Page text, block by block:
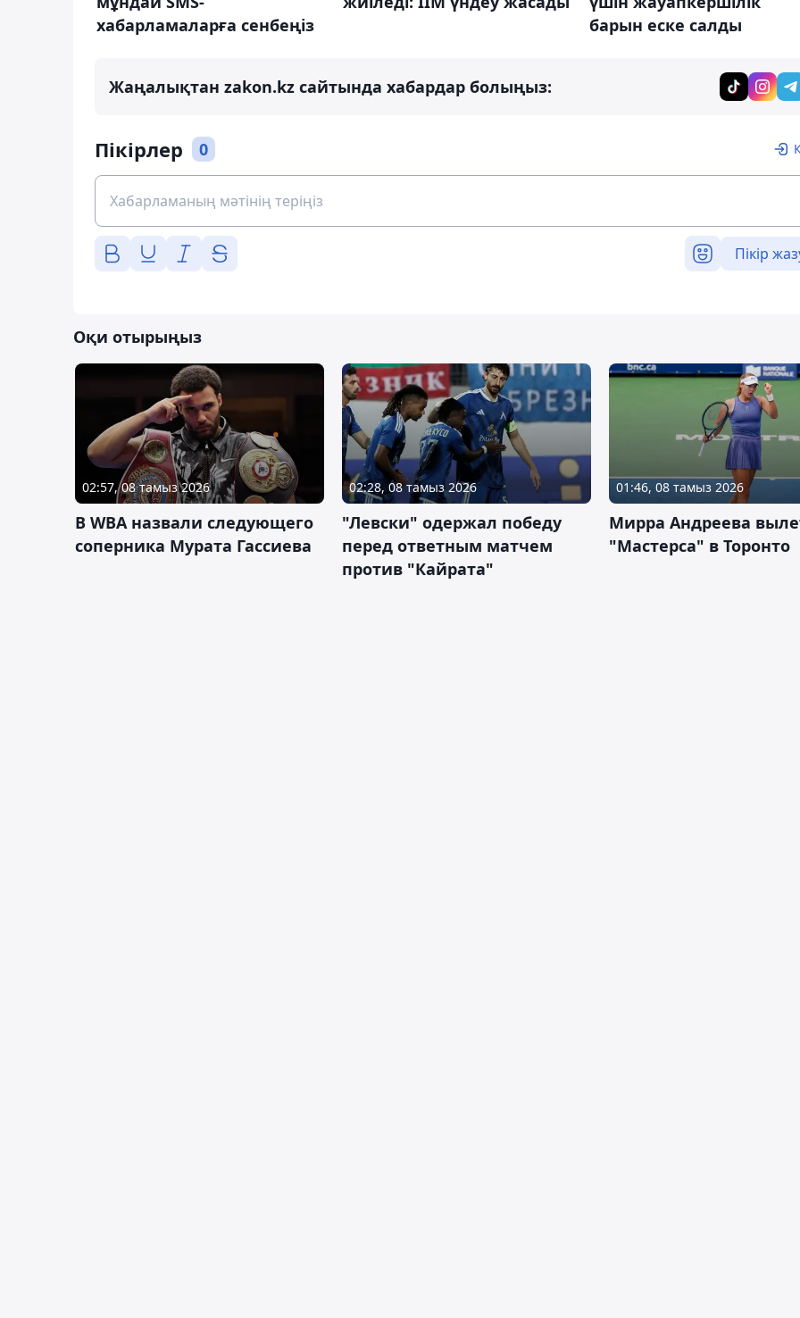
хабарламаларға сенбеңіз
барын еске салды
Жаңалықтан zakon.kz сайтында хабардар болыңыз:
Пікірлер 0
Пікір
Оқи отырыңыз
02:57, 08 тамыз 2026
В WBA назвали следующего
соперника Мурата Гассиева
02:28, 08 тамыз 2026
"Левски" одержал победу
перед ответным матчем
против "Кайрата"
01:46, 08 тамыз 2026
Мирра Андреева
"Мастерса" в Торонто